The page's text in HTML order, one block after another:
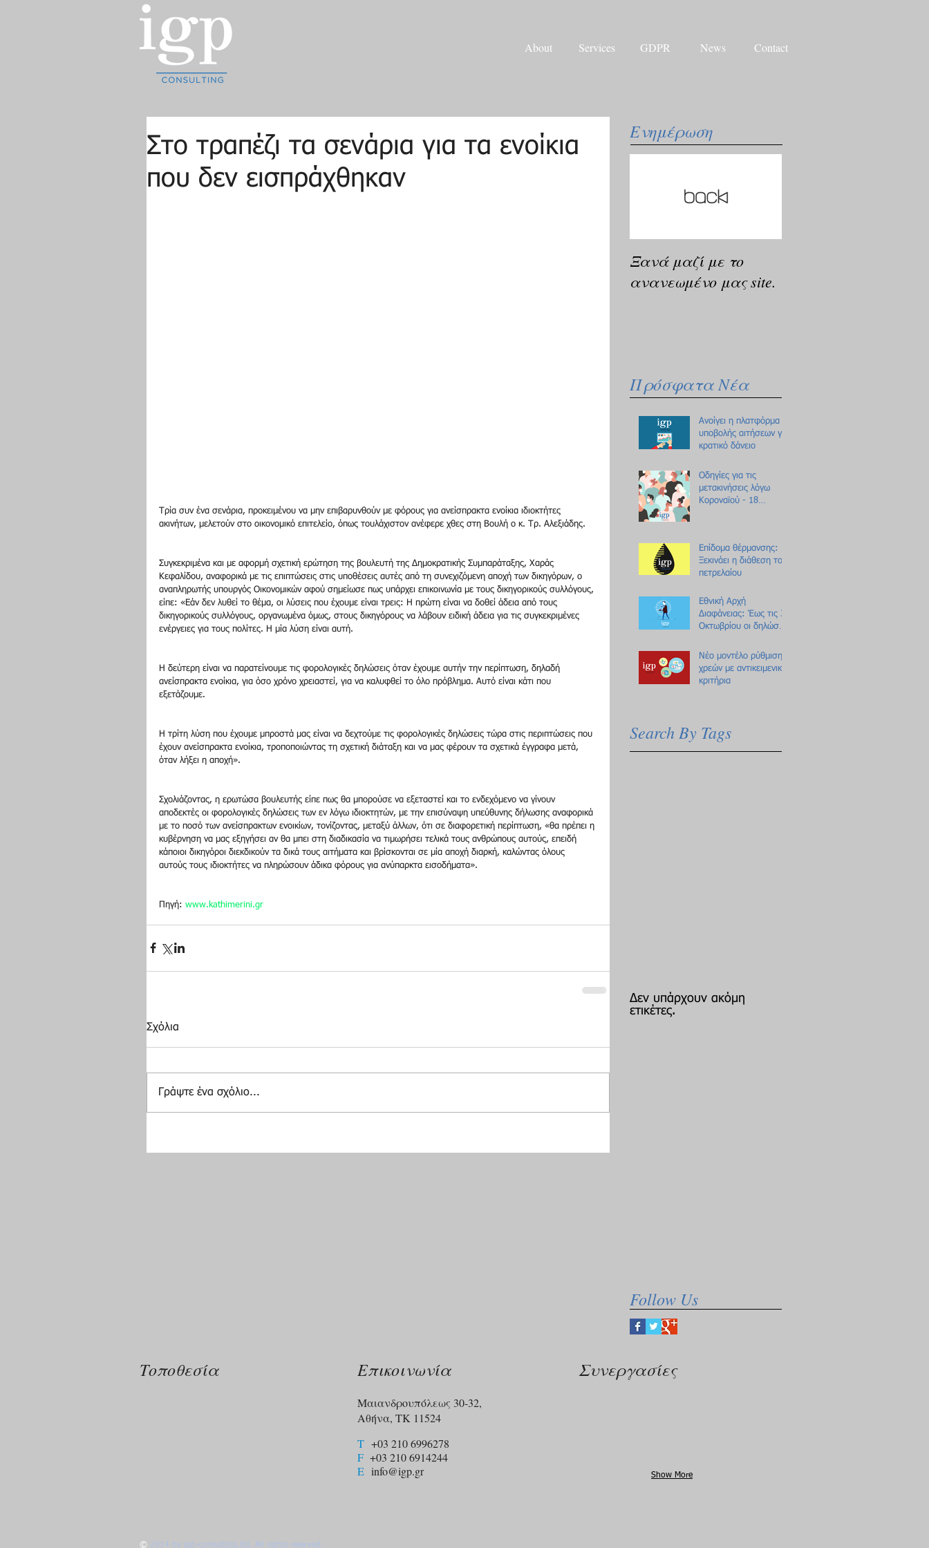
Στο τραπέζι τα σενάρια για τα ενοίκια
που δεν εισπράχθηκαν
Τρία συν ένα σενάρια, προκειμένου να μην επιβαρυνθούν με φόρους για ανείσπρακτα ενοίκια ιδιοκτήτες
ακινήτων, μελετούν στο οικονομικό επιτελείο, όπως τουλάχιστον ανέφερε χθες στη Βουλή ο κ. Τρ. Αλεξιάδης.
Συγκεκριμένα και με αφορμή σχετική ερώτηση της βουλευτή της Δημοκρατικής Συμπαράταξης, Χαράς
Κεφαλίδου, αναφορικά με τις επιπτώσεις στις υποθέσεις αυτές από τη συνεχιζόμενη αποχή των δικηγόρων, ο
αναπληρωτής υπουργός Οικονομικών αφού σημείωσε πως υπάρχει επικοινωνία με τους δικηγορικούς συλλόγους,
είπε: «Εάν δεν λυθεί το θέμα, οι λύσεις που έχουμε είναι τρεις: Η πρώτη είναι να δοθεί άδεια από τους
δικηγορικούς συλλόγους, οργανωμένα όμως, στους δικηγόρους να λάβουν ειδική άδεια για τις συγκεκριμένες
ενέργειες για τους πολίτες. Η μία λύση είναι αυτή.
Η δεύτερη είναι να παρατείνουμε τις φορολογικές δηλώσεις όταν έχουμε αυτήν την περίπτωση, δηλαδή
ανείσπρακτα ενοίκια, για όσο χρόνο χρειαστεί, για να καλυφθεί το όλο πρόβλημα. Αυτό είναι κάτι που
εξετάζουμε.
Η τρίτη λύση που έχουμε μπροστά μας είναι να δεχτούμε τις φορολογικές δηλώσεις τώρα στις περιπτώσεις που
έχουν ανείσπρακτα ενοίκια, τροποποιώντας τη σχετική διάταξη και να μας φέρουν τα σχετικά έγγραφα μετά,
όταν λήξει η αποχή».
Σχολιάζοντας, η ερωτώσα βουλευτής είπε πως θα μπορούσε να εξεταστεί και το ενδεχόμενο να γίνουν
αποδεκτές οι φορολογικές δηλώσεις των εν λόγω ιδιοκτητών, με την επισύναψη υπεύθυνης δήλωσης αναφορικά
με το ποσό των ανείσπρακτων ενοικίων, τονίζοντας, μεταξύ άλλων, ότι σε διαφορετική περίπτωση, «θα πρέπει η
κυβέρνηση να μας εξηγήσει αν θα μπει στη διαδικασία να τιμωρήσει τελικά τους ανθρώπους αυτούς, επειδή
κάποιοι δικηγόροι διεκδικούν τα δικά τους αιτήματα και βρίσκονται σε μία αποχή διαρκή, καλώντας όλους
αυτούς τους ιδιοκτήτες να πληρώσουν άδικα φόρους για ανύπαρκτα εισοδήματα».
Πηγή: www.kathimerini.gr
Σχόλια
Γράψτε ένα σχόλιο...
Ενημέρωση
Ξανά μαζί με το
ανανεωμένο μας site.
Πρόσφατα Νέα
Ανοίγει η πλατφόρμα
υποβολής αιτήσεων για
κρατικό δάνειο
Οδηγίες για τις
μετακινήσεις λόγω
Κοροναϊού - 18
Επίδομα θέρμανσης:
Ξεκινάει η διάθεση του
πετρελαίου
Εθνική Αρχή
Διαφάνειας: Έως τις 31
Οκτωβρίου οι δηλώσεις
Νέο μοντέλο ρύθμισης
χρεών με αντικειμενικά
κριτήρια
Search By Tags
Δεν υπάρχουν ακόμη
ετικέτες.
Follow Us
About Services GDPR News Contact
Τοποθεσία Επικοινωνία
Μαιανδρουπόλεως 30-32,
Αθήνα, ΤΚ 11524
T +03 210 6996278
F +03 210 6914244​
E info@igp.gr
Συνεργασίες
Show More
© 2014 by igp-consulting.ltd. All rights reserved.